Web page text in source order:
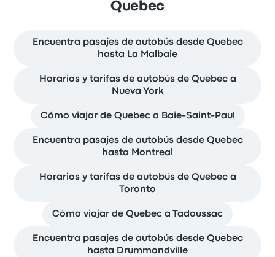
Quebec
Encuentra pasajes de autobús desde Quebec
hasta La Malbaie
Horarios y tarifas de autobús de Quebec a
Nueva York
Cómo viajar de Quebec a Baie-Saint-Paul
Encuentra pasajes de autobús desde Quebec
hasta Montreal
Horarios y tarifas de autobús de Quebec a
Toronto
Cómo viajar de Quebec a Tadoussac
Encuentra pasajes de autobús desde Quebec
hasta Drummondville